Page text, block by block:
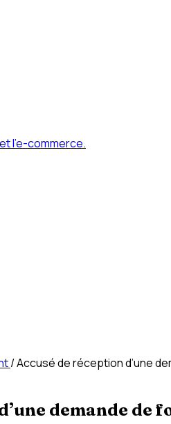
l’e-commerce.
/Accusé de réception d’une
demande de